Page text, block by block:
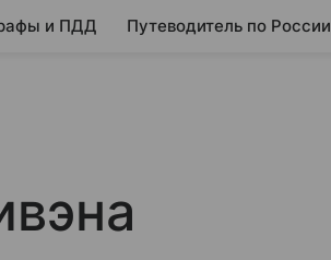
и ПДД Путеводитель по России